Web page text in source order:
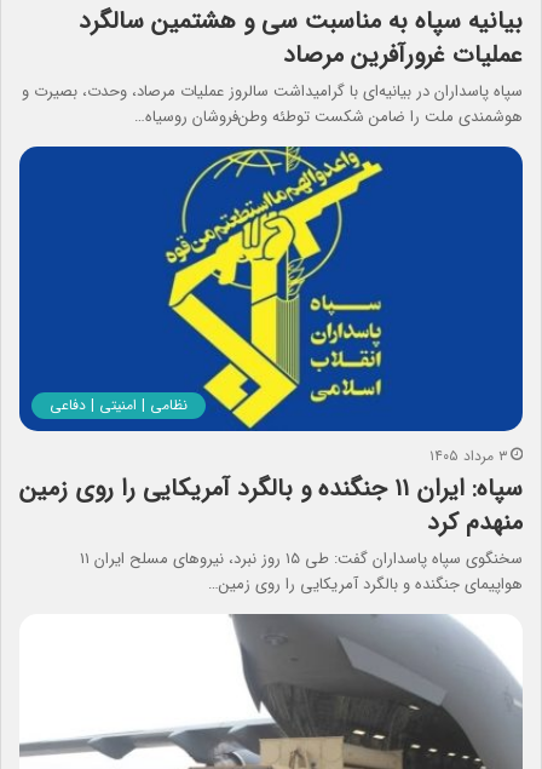
بیانیه سپاه به مناسبت سی و هشتمین سالگرد
عملیات غرورآفرین مرصاد
سپاه پاسداران در بیانیه‌ای با گرامیداشت سالروز عملیات مرصاد، وحدت، بصیرت و
هوشمندی ملت را ضامن شکست توطئه وطن‌فروشان روسیاه…
نظامی | امنیتی | دفاعی
۳ مرداد ۱۴۰۵
سپاه: ایران ۱۱ جنگنده و بالگرد آمریکایی را روی زمین
منهدم کرد
سخنگوی سپاه پاسداران گفت: طی ۱۵ روز نبرد، نیروهای مسلح ایران ۱۱
هواپیمای جنگنده و بالگرد آمریکایی را روی زمین…